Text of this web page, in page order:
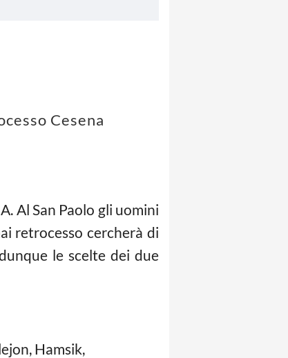
Cesena
Al San Paolo gli uomini
retrocesso cercherà di
le scelte dei due
Hamsik,